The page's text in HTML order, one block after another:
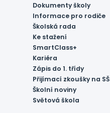
Dokumenty školy
Informace pro rodiče
Školská rada
Ke stažení
SmartClass+
Kariéra
Zápis do 1. třídy
Přijímací zkoušky na SŠ
Školní noviny
Světová škola